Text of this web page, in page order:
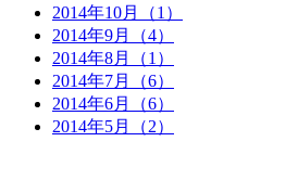
2014年10月（1）
2014年9月（4）
2014年8月（1）
2014年7月（6）
2014年6月（6）
2014年5月（2）